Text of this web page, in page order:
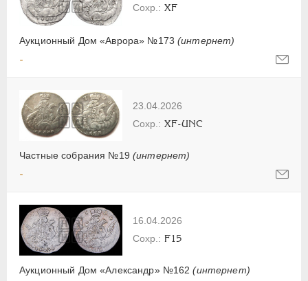
Аукционный Дом «Аврора» №173(интернет)
XF
-
23.04.2026
Частные собрания №19 (интернет)
XF-UNC
-
16.04.2026
Аукционный Дом «Александр» №162(интернет)
F15